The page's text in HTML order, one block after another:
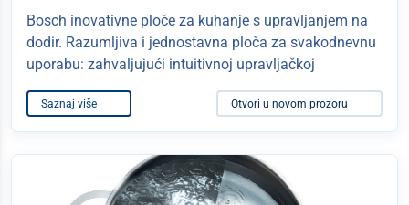
Bosch inovativne ploče za kuhanje s upravljanjem na
dodir. Razumljiva i jednostavna ploča za svakodnevnu
uporabu: zahvaljujući intuitivnoj upravljačkoj
Saznaj više Otvori u novom prozoru